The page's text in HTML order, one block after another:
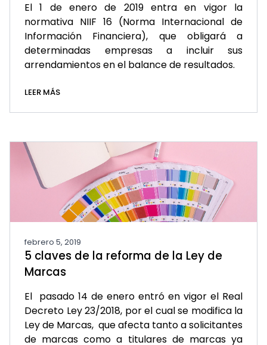
El 1 de enero de 2019 entra en vigor la
normativa NIIF 16 (Norma Internacional de
Información Financiera), que obligará a
determinadas empresas a incluir sus
arrendamientos en el balance de resultados.
LEER MÁS
febrero 5, 2019
5 claves de la reforma de la Ley de
Marcas
El pasado 14 de enero entró en vigor el Real
Decreto Ley 23/2018, por el cual se modifica la
Ley de Marcas, que afecta tanto a solicitantes
de marcas como a titulares de marcas ya